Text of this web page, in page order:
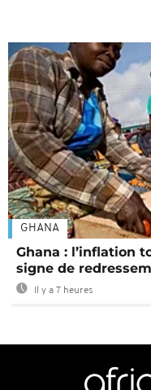
GHANA
Ghana : l’inflation
signe de
Il y a 7 heures